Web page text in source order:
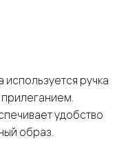
ручка
удобство
образ.